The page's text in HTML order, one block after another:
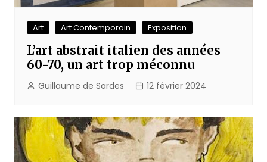
Art Art Contemporain Exposition
L’art abstrait italien des années
60-70, un art trop méconnu
Guillaume de Sardes 12 février 2024